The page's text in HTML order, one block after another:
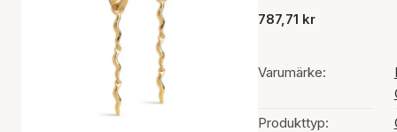
787,71 kr
Varumärke:
Produkttyp: